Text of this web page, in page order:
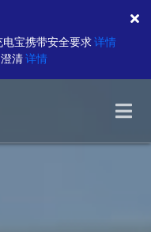
宝携带安全要求详情
清详情